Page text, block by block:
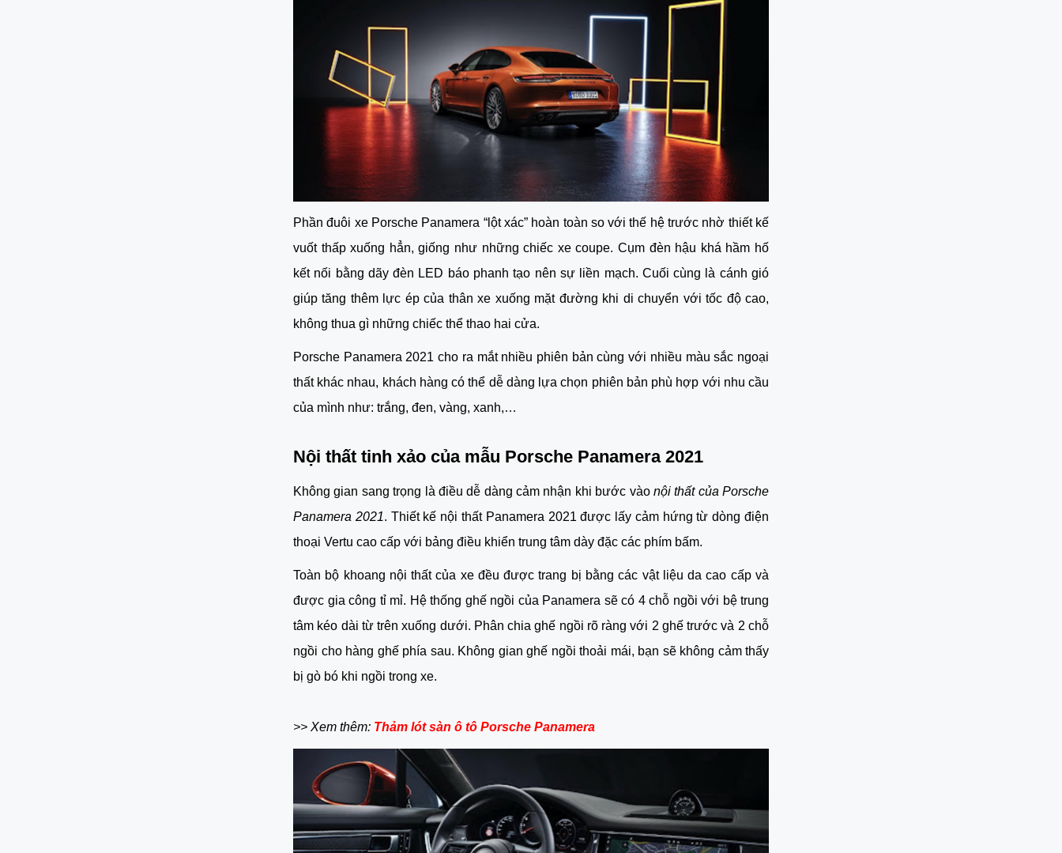
Phần đuôi xe Porsche Panamera “lột xác” hoàn toàn so với thế hệ trước nhờ thiết kế
vuốt thấp xuống hẳn, giống như những chiếc xe coupe. Cụm đèn hậu khá hầm hố
kết nối bằng dãy đèn LED báo phanh tạo nên sự liền mạch. Cuối cùng là cánh gió
giúp tăng thêm lực ép của thân xe xuống mặt đường khi di chuyển với tốc độ cao,
không thua gì những chiếc thể thao hai cửa.
Porsche Panamera 2021 cho ra mắt nhiều phiên bản cùng với nhiều màu sắc ngoại
thất khác nhau, khách hàng có thể dễ dàng lựa chọn phiên bản phù hợp với nhu cầu
của mình như: trắng, đen, vàng, xanh,…
Nội thất tinh xảo của mẫu Porsche Panamera 2021
Không gian sang trọng là điều dễ dàng cảm nhận khi bước vào nội thất của Porsche
Panamera 2021. Thiết kế nội thất Panamera 2021 được lấy cảm hứng từ dòng điện
thoại Vertu cao cấp với bảng điều khiển trung tâm dày đặc các phím bấm.
Toàn bộ khoang nội thất của xe đều được trang bị bằng các vật liệu da cao cấp và
được gia công tỉ mỉ. Hệ thống ghế ngồi của Panamera sẽ có 4 chỗ ngồi với bệ trung
tâm kéo dài từ trên xuống dưới. Phân chia ghế ngồi rõ ràng với 2 ghế trước và 2 chỗ
ngồi cho hàng ghế phía sau. Không gian ghế ngồi thoải mái, bạn sẽ không cảm thấy
bị gò bó khi ngồi trong xe.
>> Xem thêm: Thảm lót sàn ô tô Porsche Panamera